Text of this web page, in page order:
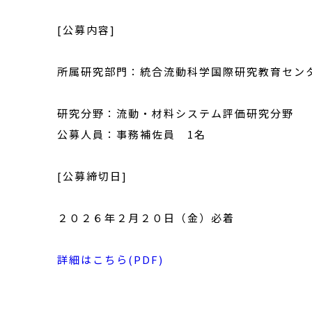
[公募内容]
所属研究部門：統合流動科学国際研究教育セン
研究分野：流動・材料システム評価研究分野
公募人員：事務補佐員 1名
[公募締切日]
２０２６年２月２０日（金）必着
詳細はこちら(PDF)